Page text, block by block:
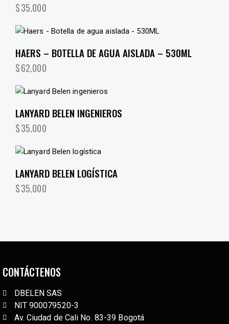
$35,000
HAERS – BOTELLA DE AGUA AISLADA – 530ML
$62,000
LANYARD BELEN INGENIEROS
$35,000
LANYARD BELEN LOGÍSTICA
$35,000
CONTÁCTENOS
DBELEN SAS
NIT 900079520-3
Av. Ciudad de Cali No. 83-39 Bogotá